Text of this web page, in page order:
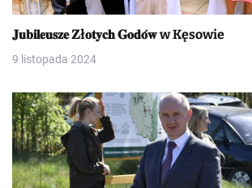
𝐉𝐮𝐛𝐢𝐥𝐞𝐮𝐬𝐳𝐞 𝐙ł𝐨𝐭𝐲𝐜𝐡 𝐆𝐨𝐝𝐨́𝐰 w Kęsowie
9 listopada 2024